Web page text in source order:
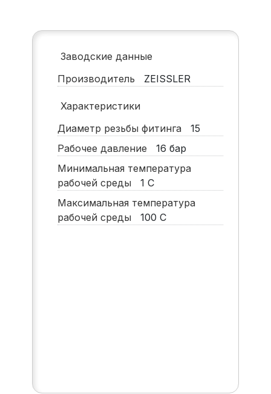
Заводские данные
Производитель
ZEISSLER
Характеристики
Диаметр резьбы фитинга
15
Рабочее давление
16 бар
Минимальная температура
рабочей среды
1 С
Максимальная температура
рабочей среды
100 С